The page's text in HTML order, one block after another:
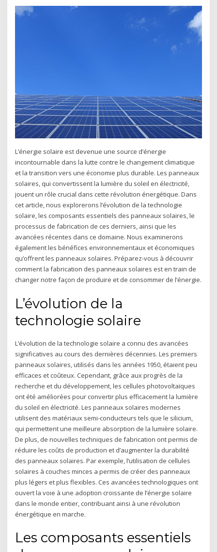
L’énergie solaire est devenue une source d’énergie
incontournable dans la lutte contre le changement climatique
et la transition vers une économie plus durable. Les panneaux
solaires, qui convertissent la lumière du soleil en électricité,
jouent un rôle crucial dans cette révolution énergétique. Dans
cet article, nous explorerons l’évolution de la technologie
solaire, les composants essentiels des panneaux solaires, le
processus de fabrication de ces derniers, ainsi que les
avancées récentes dans ce domaine. Nous examinerons
également les bénéfices environnementaux et économiques
qu’offrent les panneaux solaires. Préparez-vous à découvrir
comment la fabrication des panneaux solaires est en train de
changer notre façon de produire et de consommer de l’énergie.
L’évolution de la
technologie solaire
L’évolution de la technologie solaire a connu des avancées
significatives au cours des dernières décennies. Les premiers
panneaux solaires, utilisés dans les années 1950, étaient peu
efficaces et coûteux. Cependant, grâce aux progrès de la
recherche et du développement, les cellules photovoltaïques
ont été améliorées pour convertir plus efficacement la lumière
du soleil en électricité. Les panneaux solaires modernes
utilisent des matériaux semi-conducteurs tels que le silicium,
qui permettent une meilleure absorption de la lumière solaire.
De plus, de nouvelles techniques de fabrication ont permis de
réduire les coûts de production et d’augmenter la durabilité
des panneaux solaires. Par exemple, l’utilisation de cellules
solaires à couches minces a permis de créer des panneaux
plus légers et plus flexibles. Ces avancées technologiques ont
ouvert la voie à une adoption croissante de l’énergie solaire
dans le monde entier, contribuant ainsi à une révolution
énergétique en marche.
Les composants essentiels